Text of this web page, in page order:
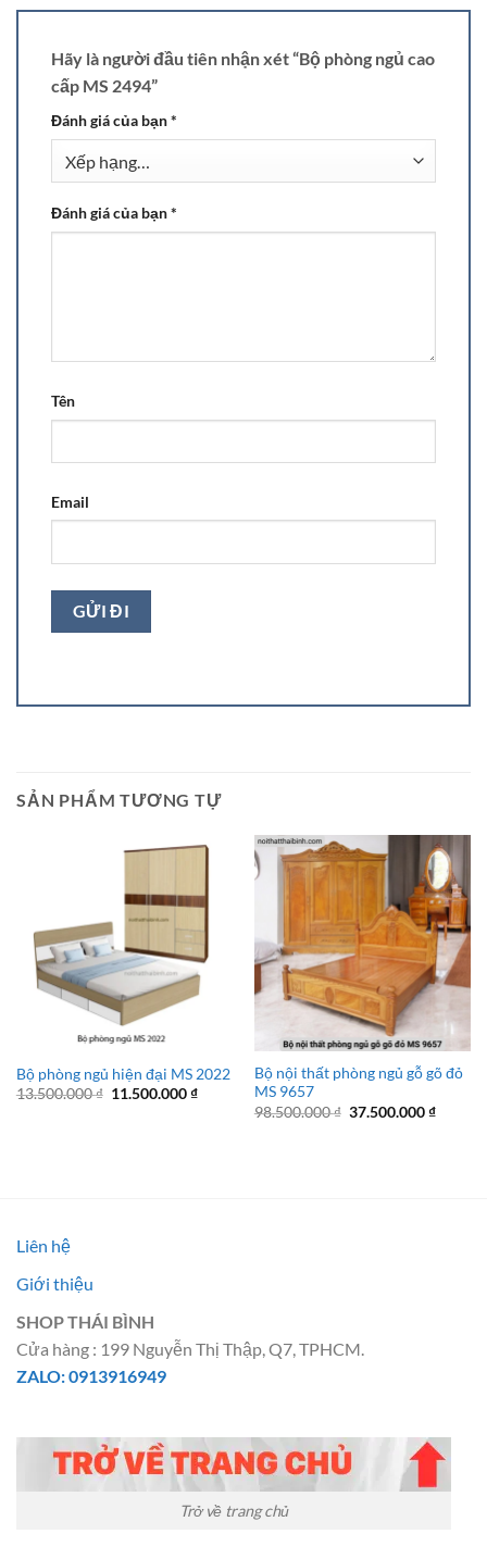
Hãy là người đầu tiên nhận xét “Bộ phòng ngủ cao
cấp MS 2494”
Đánh giá của bạn*
Đánh giá của bạn*
Tên
Email
SẢN PHẨM TƯƠNG TỰ
Bộ phòng ngủ hiện đại MS 2022
13.500.000₫ Giá
11.500.000₫Giá
Bộ nội thất phòng ngủ gỗ gõ đỏ
MS 9657
98.500.000₫ Giá
37.500.000₫Giá
Liên hệ
Giới thiệu
SHOP THÁI BÌNH
Cửa hàng : 199 Nguyễn Thị Thập, Q7, TPHCM.
ZALO: 0913916949
Trở về trang chủ